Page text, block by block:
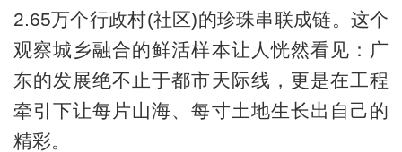
2.65万个行政村(社区)的珍珠串联成链。这个
观察城乡融合的鲜活样本让人恍然看见：广
东的发展绝不止于都市天际线，更是在工程
牵引下让每片山海、每寸土地生长出自己的
精彩。